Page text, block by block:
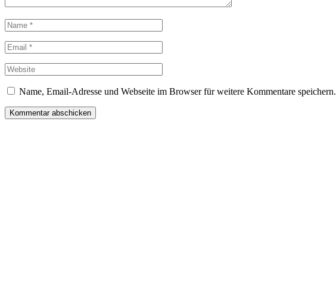
Name, Email-Adresse und Webseite im Browser für weitere Kommentare speichern.